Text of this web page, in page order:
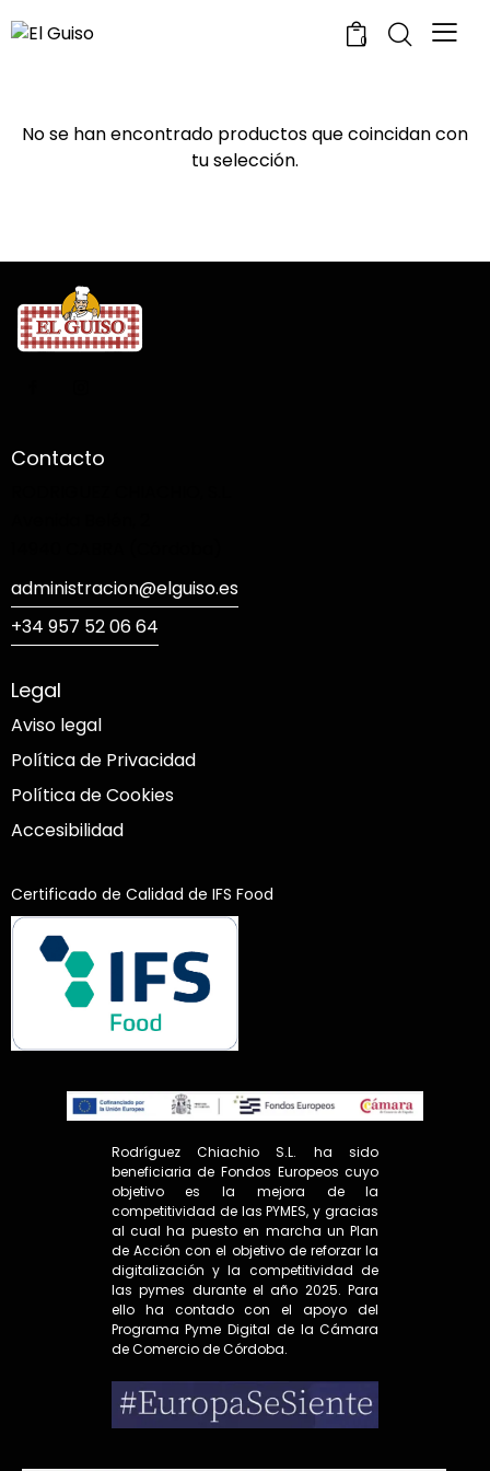
0
No se han encontrado productos que coincidan con
tu selección.
Contacto
administracion@elguiso.es
+34 957 52 06 64
Legal
Aviso legal
Política de Privacidad
Política de Cookies
Accesibilidad
Certificado de Calidad de IFS Food
Rodríguez Chiachio S.L. ha sido
beneficiaria de Fondos Europeos cuyo
objetivo es la mejora de la
competitividad de las PYMES, y gracias
al cual ha puesto en marcha un Plan
de Acción con el objetivo de reforzar la
digitalización y la competitividad de
las pymes durante el año 2025. Para
ello ha contado con el apoyo del
Programa Pyme Digital de la Cámara
de Comercio de Córdoba.